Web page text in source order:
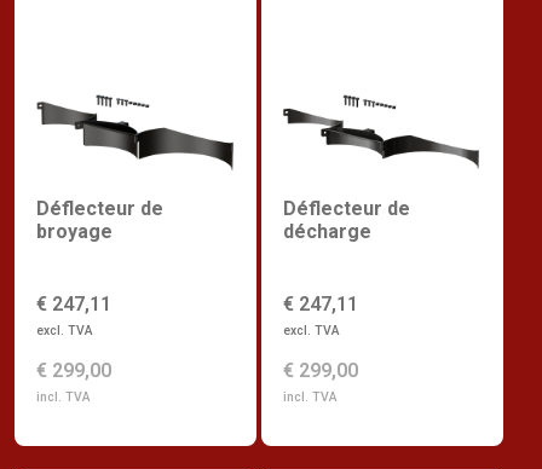
Déflecteur de
broyage
€ 247,11
excl. TVA
€ 299,00
incl. TVA
Déflecteur de
décharge
€ 247,11
excl. TVA
€ 299,00
incl. TVA